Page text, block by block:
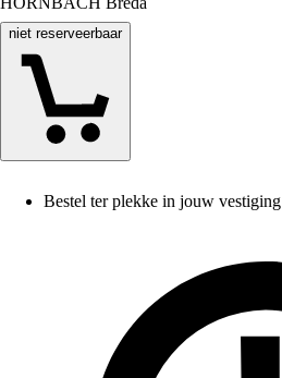
niet reserveerbaar
Bestel ter plekke in jouw vestiging